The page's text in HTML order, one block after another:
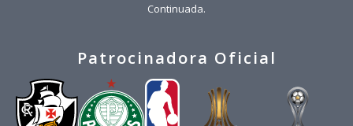
Continuada.
Patrocinadora Oficial